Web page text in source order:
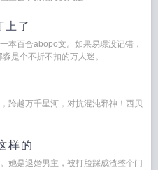
上了
本百合abopo文。如果易璟没记错，
是个不折不扣的万人迷。...
跨越万千星河，对抗混沌邪神！西贝
样的
她是退婚男主，被打脸踩成渣整个门